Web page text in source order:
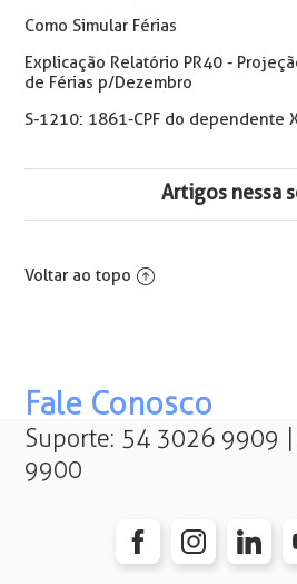
Como Simular Férias
Explicação Relatório PR40 -
de Férias p/Dezembro
S-1210: 1861-CPF do dependente
Artigos nessa
Como Ajustar Desconto do 13º
Maior para o FGTS Digital
Exemplo do Cálculo e
Antecipação Sobre Valores de
Voltar ao topo
Fale Conosco
Suporte: 54 3026 9909
9900